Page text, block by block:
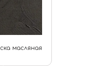
масляная